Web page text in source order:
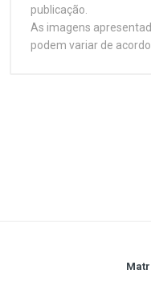
publicação.
As imagens
podem variar de
para chamadas,